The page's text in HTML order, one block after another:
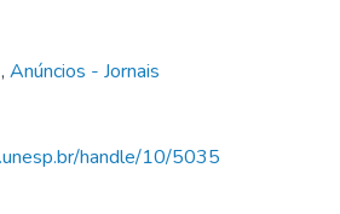
, Anúncios - Jornais
handle/10/5035